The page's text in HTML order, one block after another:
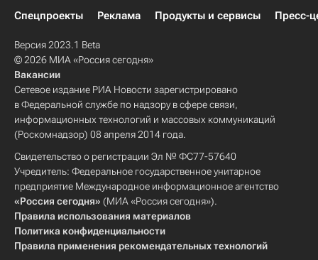
Спецпроекты
Реклама Продукты и сервисы Пресс-
Версия 2023.1 Beta
© 2026 МИА «Россия сегодня»
Вакансии
Сетевое издание РИА Новости зарегистрировано
в Федеральной службе по надзору в сфере связи,
информационных технологий и массовых коммуникаций
(Роскомнадзор) 08 апреля 2014 года.
Свидетельство о регистрации Эл № ФС77-57640
Учредитель: Федеральное государственное унитарное
предприятие Международное информационное агентство
«Россия сегодня» (МИА «Россия сегодня»).
Правила использования материалов
Политика конфиденциальности
Правила применения рекомендательных технологий